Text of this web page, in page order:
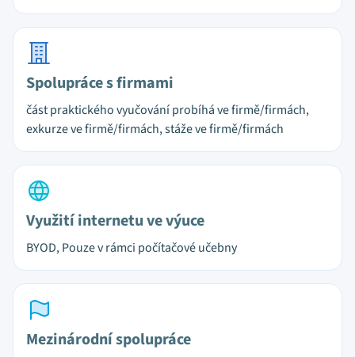
Spolupráce s firmami
část praktického vyučování probíhá ve firmě/firmách,
exkurze ve firmě/firmách, stáže ve firmě/firmách
Využití internetu ve výuce
BYOD, Pouze v rámci počítačové učebny
Mezinárodní spolupráce